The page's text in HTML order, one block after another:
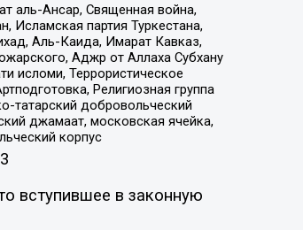
аль-Ансар, Священная война,
Исламская партия Туркестана,
Аль-Каида, Имарат Кавказ,
Аджр от Аллаха Субхану
исломи, Террористическое
Религиозная группа
татарский добровольческий
джамаат, московская ячейка,
корпус
вступившее в законную